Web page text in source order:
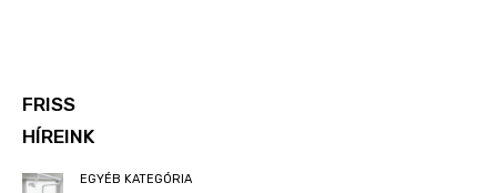
FRISS
HÍREINK
EGYÉB KATEGÓRIA